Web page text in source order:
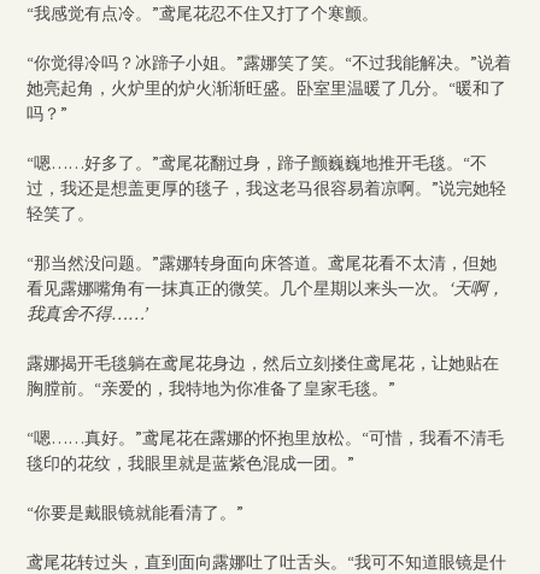
“我感觉有点冷。”鸢尾花忍不住又打了个寒颤。
“你觉得冷吗？冰蹄子小姐。”露娜笑了笑。“不过我能解决。”说着
她亮起角，火炉里的炉火渐渐旺盛。卧室里温暖了几分。“暖和了
吗？”
“嗯……好多了。”鸢尾花翻过身，蹄子颤巍巍地推开毛毯。“不
过，我还是想盖更厚的毯子，我这老马很容易着凉啊。”说完她轻
轻笑了。
“那当然没问题。”露娜转身面向床答道。鸢尾花看不太清，但她
看见露娜嘴角有一抹真正的微笑。几个星期以来头一次。 ‘天啊，
我真舍不得……’
露娜揭开毛毯躺在鸢尾花身边，然后立刻搂住鸢尾花，让她贴在
胸膛前。“亲爱的，我特地为你准备了皇家毛毯。”
“嗯……真好。”鸢尾花在露娜的怀抱里放松。“可惜，我看不清毛
毯印的花纹，我眼里就是蓝紫色混成一团。”
“你要是戴眼镜就能看清了。”
鸢尾花转过头，直到面向露娜吐了吐舌头。“我可不知道眼镜是什